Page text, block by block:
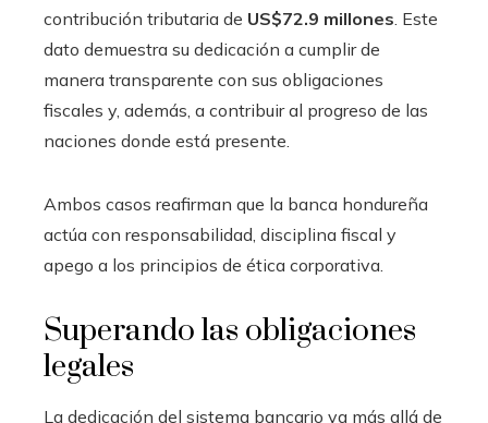
contribución tributaria de US$72.9 millones. Este
dato demuestra su dedicación a cumplir de
manera transparente con sus obligaciones
fiscales y, además, a contribuir al progreso de las
naciones donde está presente.
Ambos casos reafirman que la banca hondureña
actúa con responsabilidad, disciplina fiscal y
apego a los principios de ética corporativa.
Superando las obligaciones
legales
La dedicación del sistema bancario va más allá de